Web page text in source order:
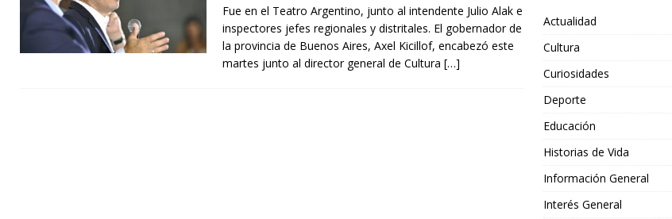
Fue en el Teatro Argentino, junto al intendente Julio Alak e
inspectores jefes regionales y distritales. El gobernador de
la provincia de Buenos Aires, Axel Kicillof, encabezó este
martes junto al director general de Cultura […]
Actualidad
Cultura
Curiosidades
Deporte
Educación
Historias de Vida
Información General
Interés General